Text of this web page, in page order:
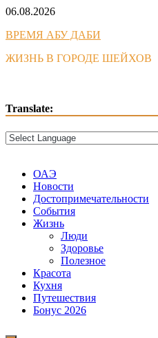
Skip
content
06.08.2026
ВРЕМЯ АБУ ДАБИ
ЖИЗНЬ В ГОРОДЕ ШЕЙХОВ
Translate:
ОАЭ
Новости
Достопримечательности
События
Жизнь
Люди
Здоровье
Полезное
Красота
Кухня
Путешествия
Бонус 2026